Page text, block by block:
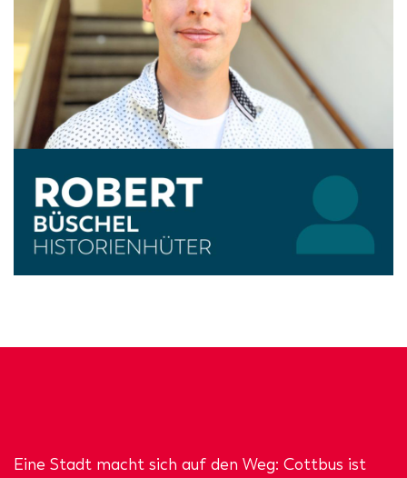
Eine Stadt macht sich auf den Weg: Cottbus ist